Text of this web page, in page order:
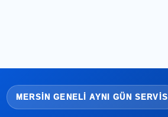
MERSIN GENELI AYNI GÜN SERVIS